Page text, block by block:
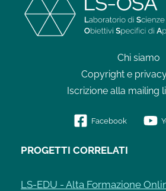
Chi siamo
Copyright e
Iscrizione alla mailing
Facebook
PROGETTI CORRELATI
LS-EDU - Alta Formazione